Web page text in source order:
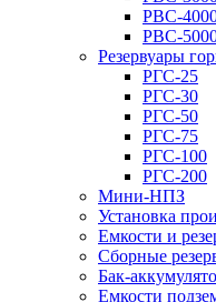
РВС-
РВС-
Резервуары
РГС-25
РГС-30
РГС-50
РГС-75
РГС-100
РГС-200
Мини-НПЗ
Установка
Емкости и
Сборные
Бак-
Емкости